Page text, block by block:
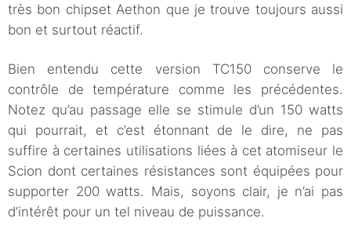
très bon chipset Aethon que je trouve toujours aussi
bon et surtout réactif.
Bien entendu cette version TC150 conserve le
contrôle de température comme les précédentes.
Notez qu’au passage elle se stimule d’un 150 watts
qui pourrait, et c’est étonnant de le dire, ne pas
suffire à certaines utilisations liées à cet atomiseur le
Scion dont certaines résistances sont équipées pour
supporter 200 watts. Mais, soyons clair, je n’ai pas
d’intérêt pour un tel niveau de puissance.